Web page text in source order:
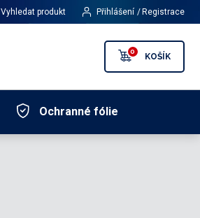
Vyhledat produkt Přihlášení Registrace
0 KOŠÍK
Ochranné fólie